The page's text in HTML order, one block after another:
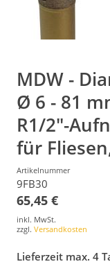
MDW -
Ø 6 - 81
R1/2"-
für
Artikelnummer
9FB30
65,45 €
inkl. MwSt.
zzgl. Versandkosten
Lieferzeit max. 4